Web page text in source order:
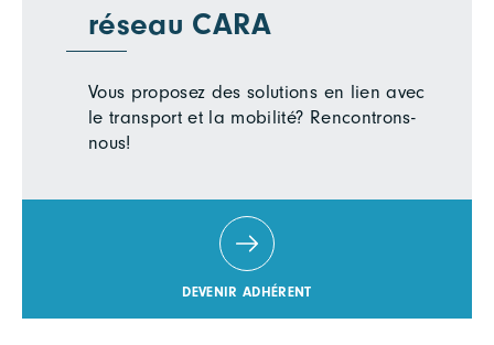
réseau CARA
Vous proposez des solutions en lien avec
le transport et la mobilité? Rencontrons-
nous!
DEVENIR ADHÉRENT